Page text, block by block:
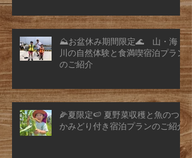
⛰️お盆休み期間限定🌊 山・海・
川の自然体験と食満喫宿泊プラン
のご紹介
🌽夏限定🍉 夏野菜収穫と魚のつ
かみどり付き宿泊プランのご紹介